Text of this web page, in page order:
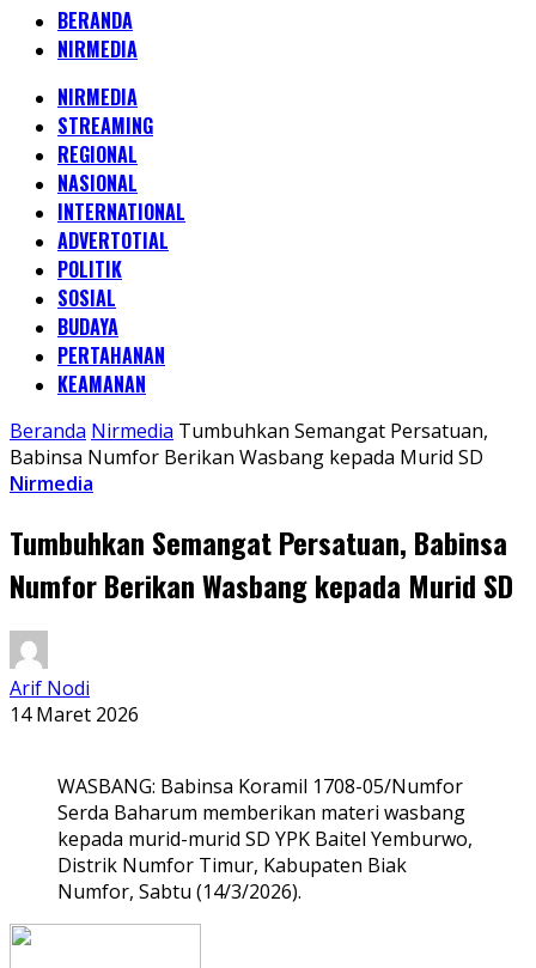
BERANDA
NIRMEDIA
NIRMEDIA
STREAMING
REGIONAL
NASIONAL
INTERNATIONAL
ADVERTOTIAL
POLITIK
SOSIAL
BUDAYA
PERTAHANAN
KEAMANAN
Beranda Nirmedia Tumbuhkan Semangat Persatuan,
Babinsa Numfor Berikan Wasbang kepada Murid SD
Nirmedia
Tumbuhkan Semangat Persatuan, Babinsa
Numfor Berikan Wasbang kepada Murid SD
Arif Nodi
14 Maret 2026
WASBANG: Babinsa Koramil 1708-05/Numfor
Serda Baharum memberikan materi wasbang
kepada murid-murid SD YPK Baitel Yemburwo,
Distrik Numfor Timur, Kabupaten Biak
Numfor, Sabtu (14/3/2026).